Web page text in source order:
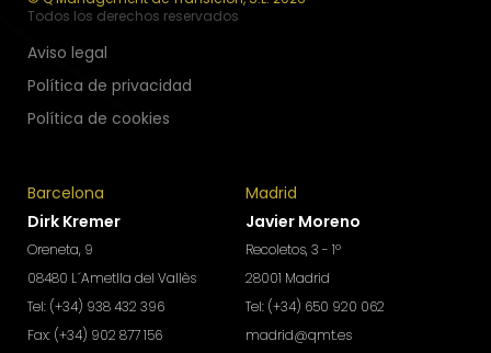
Todos los derechos reservados
Aviso legal
Política de privacidad
Política de cookies
Barcelona
Dirk Kremer
Oreneta, 9
08480 L´Ametlla del Vallès
Tel: (+34) 938 432 396
Fax: (+34) 902 877 156
Madrid
Javier Moreno
Recoletos, 3 - 1º
28001 Madrid
Tel: (+34) 650 920 062
madrid@qmt.es